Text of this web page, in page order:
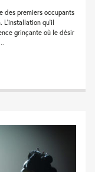
des premiers occupants
qu’il
grinçante où le désir